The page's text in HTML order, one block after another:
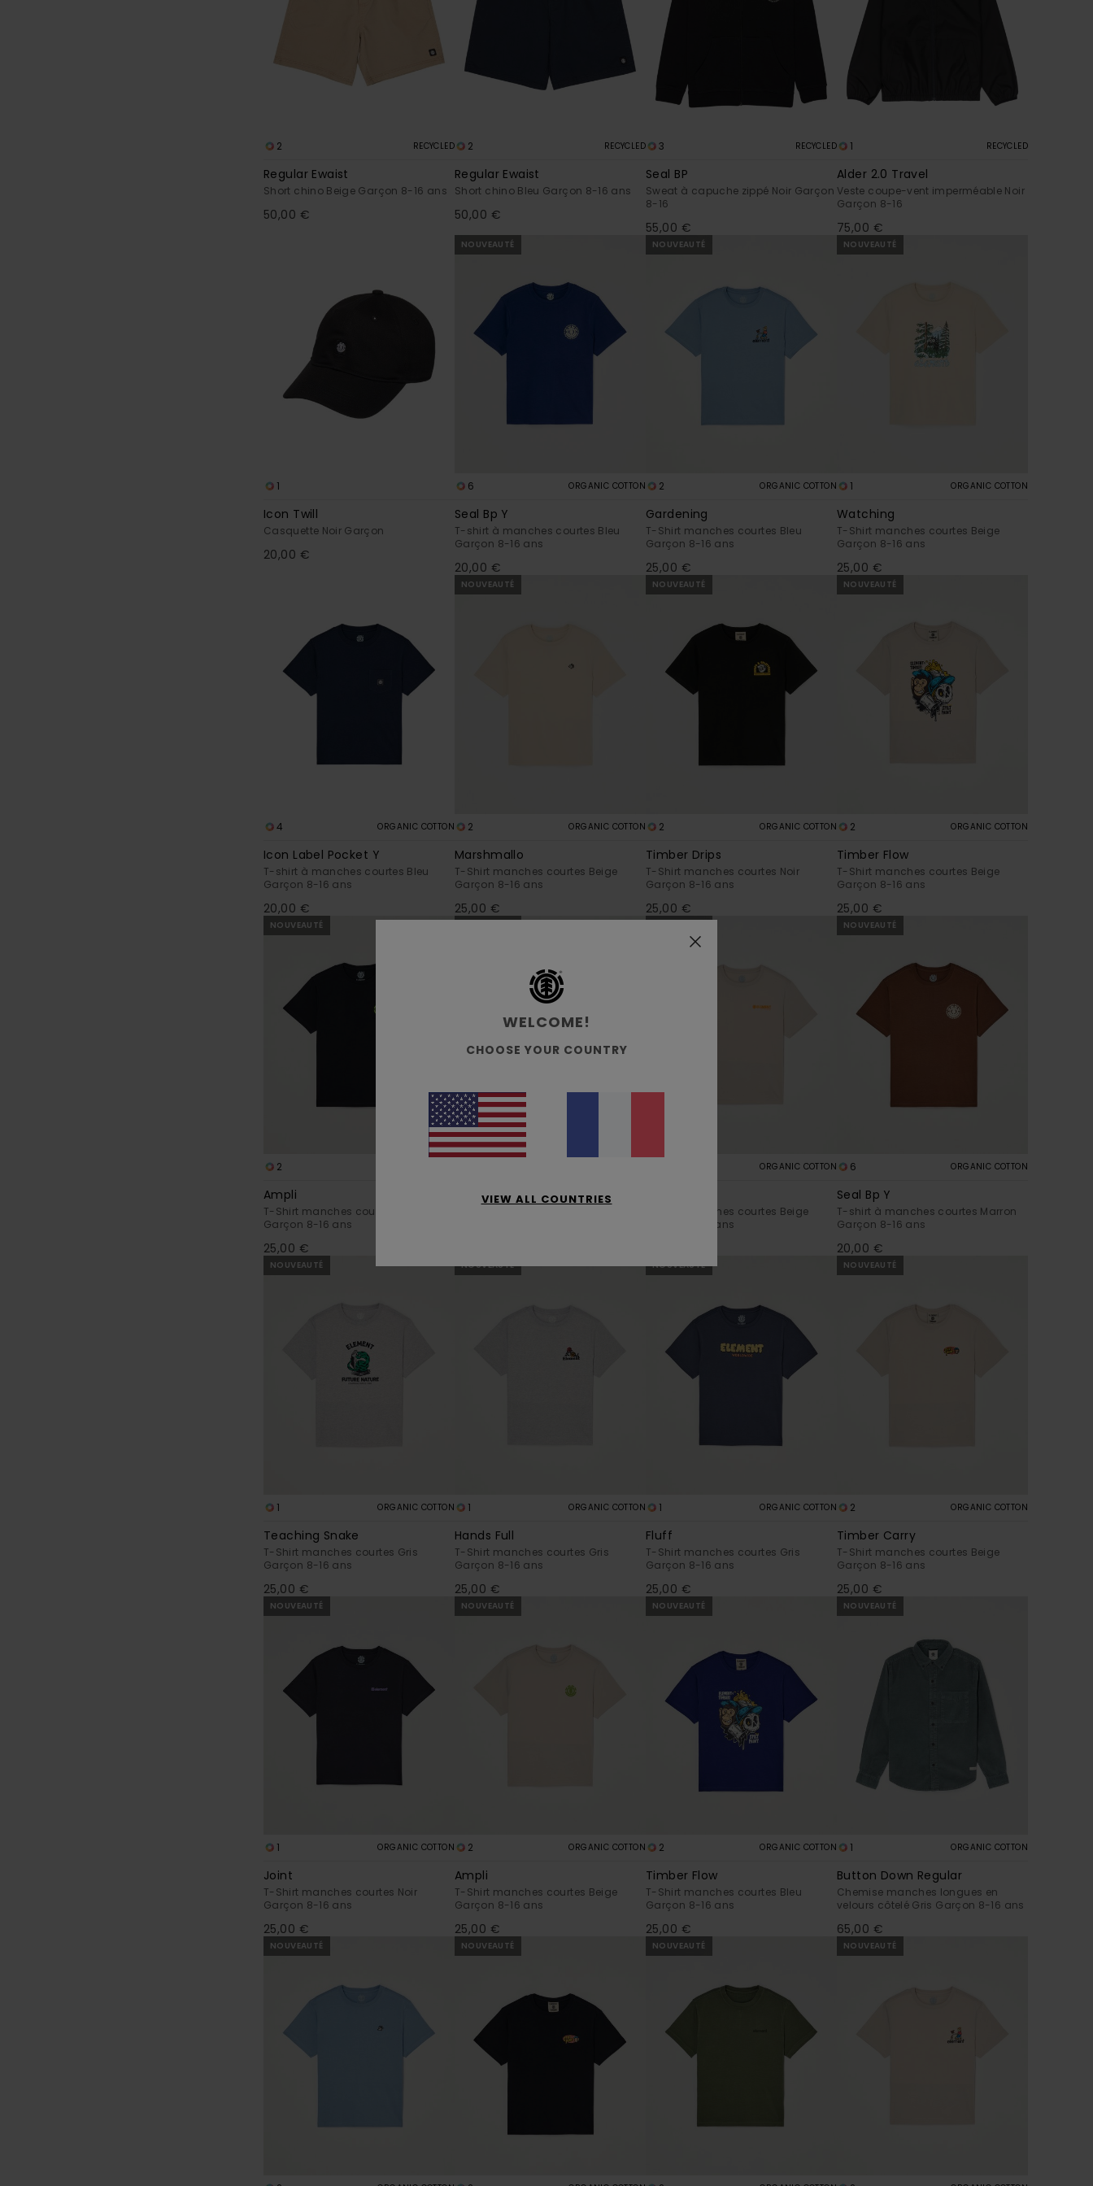
2 RECYCLED
Regular Ewaist
Short chino Beige Garçon 8-16 ans
50,00 €
2 RECYCLED
Regular Ewaist
Short chino Bleu Garçon 8-16 ans
50,00 €
3 RECYCLED
Seal BP
Sweat à capuche zippé Noir Garçon
8-16
55,00 €
1 RECYCLED
Alder 2.0 Travel
Veste coupe-vent imperméable Noir
Garçon 8-16
75,00 €
1
Icon Twill
Casquette Noir Garçon
20,00 €
NOUVEAUTÉ
6 ORGANIC COTTON
Seal Bp Y
T-shirt à manches courtes Bleu
Garçon 8-16 ans
20,00 €
NOUVEAUTÉ
2 ORGANIC COTTON
Gardening
T-Shirt manches courtes Bleu
Garçon 8-16 ans
25,00 €
NOUVEAUTÉ
1 ORGANIC COTTON
Watching
T-Shirt manches courtes Beige
Garçon 8-16 ans
25,00 €
4 ORGANIC COTTON
Icon Label Pocket Y
T-shirt à manches courtes Bleu
Garçon 8-16 ans
20,00 €
NOUVEAUTÉ
2 ORGANIC COTTON
Marshmallo
T-Shirt manches courtes Beige
Garçon 8-16 ans
25,00 €
NOUVEAUTÉ
2 ORGANIC COTTON
Timber Drips
T-Shirt manches courtes Noir
Garçon 8-16 ans
25,00 €
NOUVEAUTÉ
2 ORGANIC COTTON
Timber Flow
T-Shirt manches courtes Beige
Garçon 8-16 ans
25,00 €
NOUVEAUTÉ
2
Ampli
T-Shirt manches courtes Noir
Garçon 8-16 ans
25,00 €
Icon Embroidery
ORGANIC COTTON
T-Shirt manches courtes Beige
Garçon 8-16 ans
NOUVEAUTÉ
6 ORGANIC COTTON
Seal Bp Y
T-shirt à manches courtes Marron
Garçon 8-16 ans
20,00 €
NOUVEAUTÉ
1 ORGANIC COTTON
Teaching Snake
T-Shirt manches courtes Gris
Garçon 8-16 ans
25,00 €
NOUVEAUTÉ
1 ORGANIC COTTON
Hands Full
T-Shirt manches courtes Gris
Garçon 8-16 ans
25,00 €
NOUVEAUTÉ
1 ORGANIC COTTON
Fluff
T-Shirt manches courtes Gris
Garçon 8-16 ans
25,00 €
NOUVEAUTÉ
2 ORGANIC COTTON
Timber Carry
T-Shirt manches courtes Beige
Garçon 8-16 ans
25,00 €
NOUVEAUTÉ
1 ORGANIC COTTON
Joint
T-Shirt manches courtes Noir
Garçon 8-16 ans
25,00 €
NOUVEAUTÉ
2 ORGANIC COTTON
Ampli
T-Shirt manches courtes Beige
Garçon 8-16 ans
25,00 €
NOUVEAUTÉ
2 ORGANIC COTTON
Timber Flow
T-Shirt manches courtes Bleu
Garçon 8-16 ans
25,00 €
NOUVEAUTÉ
1 ORGANIC COTTON
Button Down Regular
Chemise manches longues en
velours côtelé Gris Garçon 8-16 ans
65,00 €
NOUVEAUTÉ NOUVEAUTÉ NOUVEAUTÉ NOUVEAUTÉ
WELCOME!
CHOOSE YOUR COUNTRY
VIEW ALL COUNTRIES